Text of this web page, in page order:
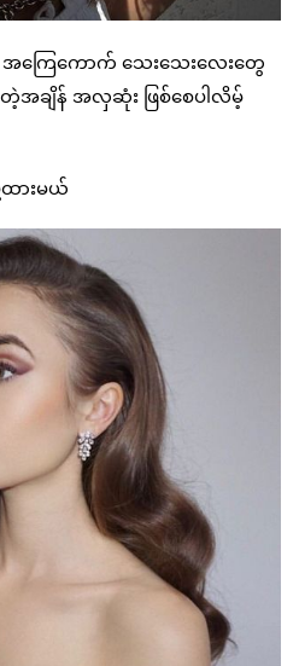
အကြေကောက် သေးသေးလေးတွေ
အချိန် အလှဆုံး ဖြစ်စေပါလိမ့်
ားမယ်